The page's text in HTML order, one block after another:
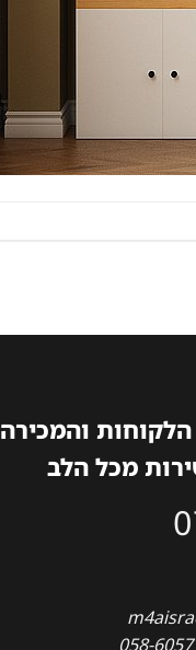
והמכירה
מכל הלב